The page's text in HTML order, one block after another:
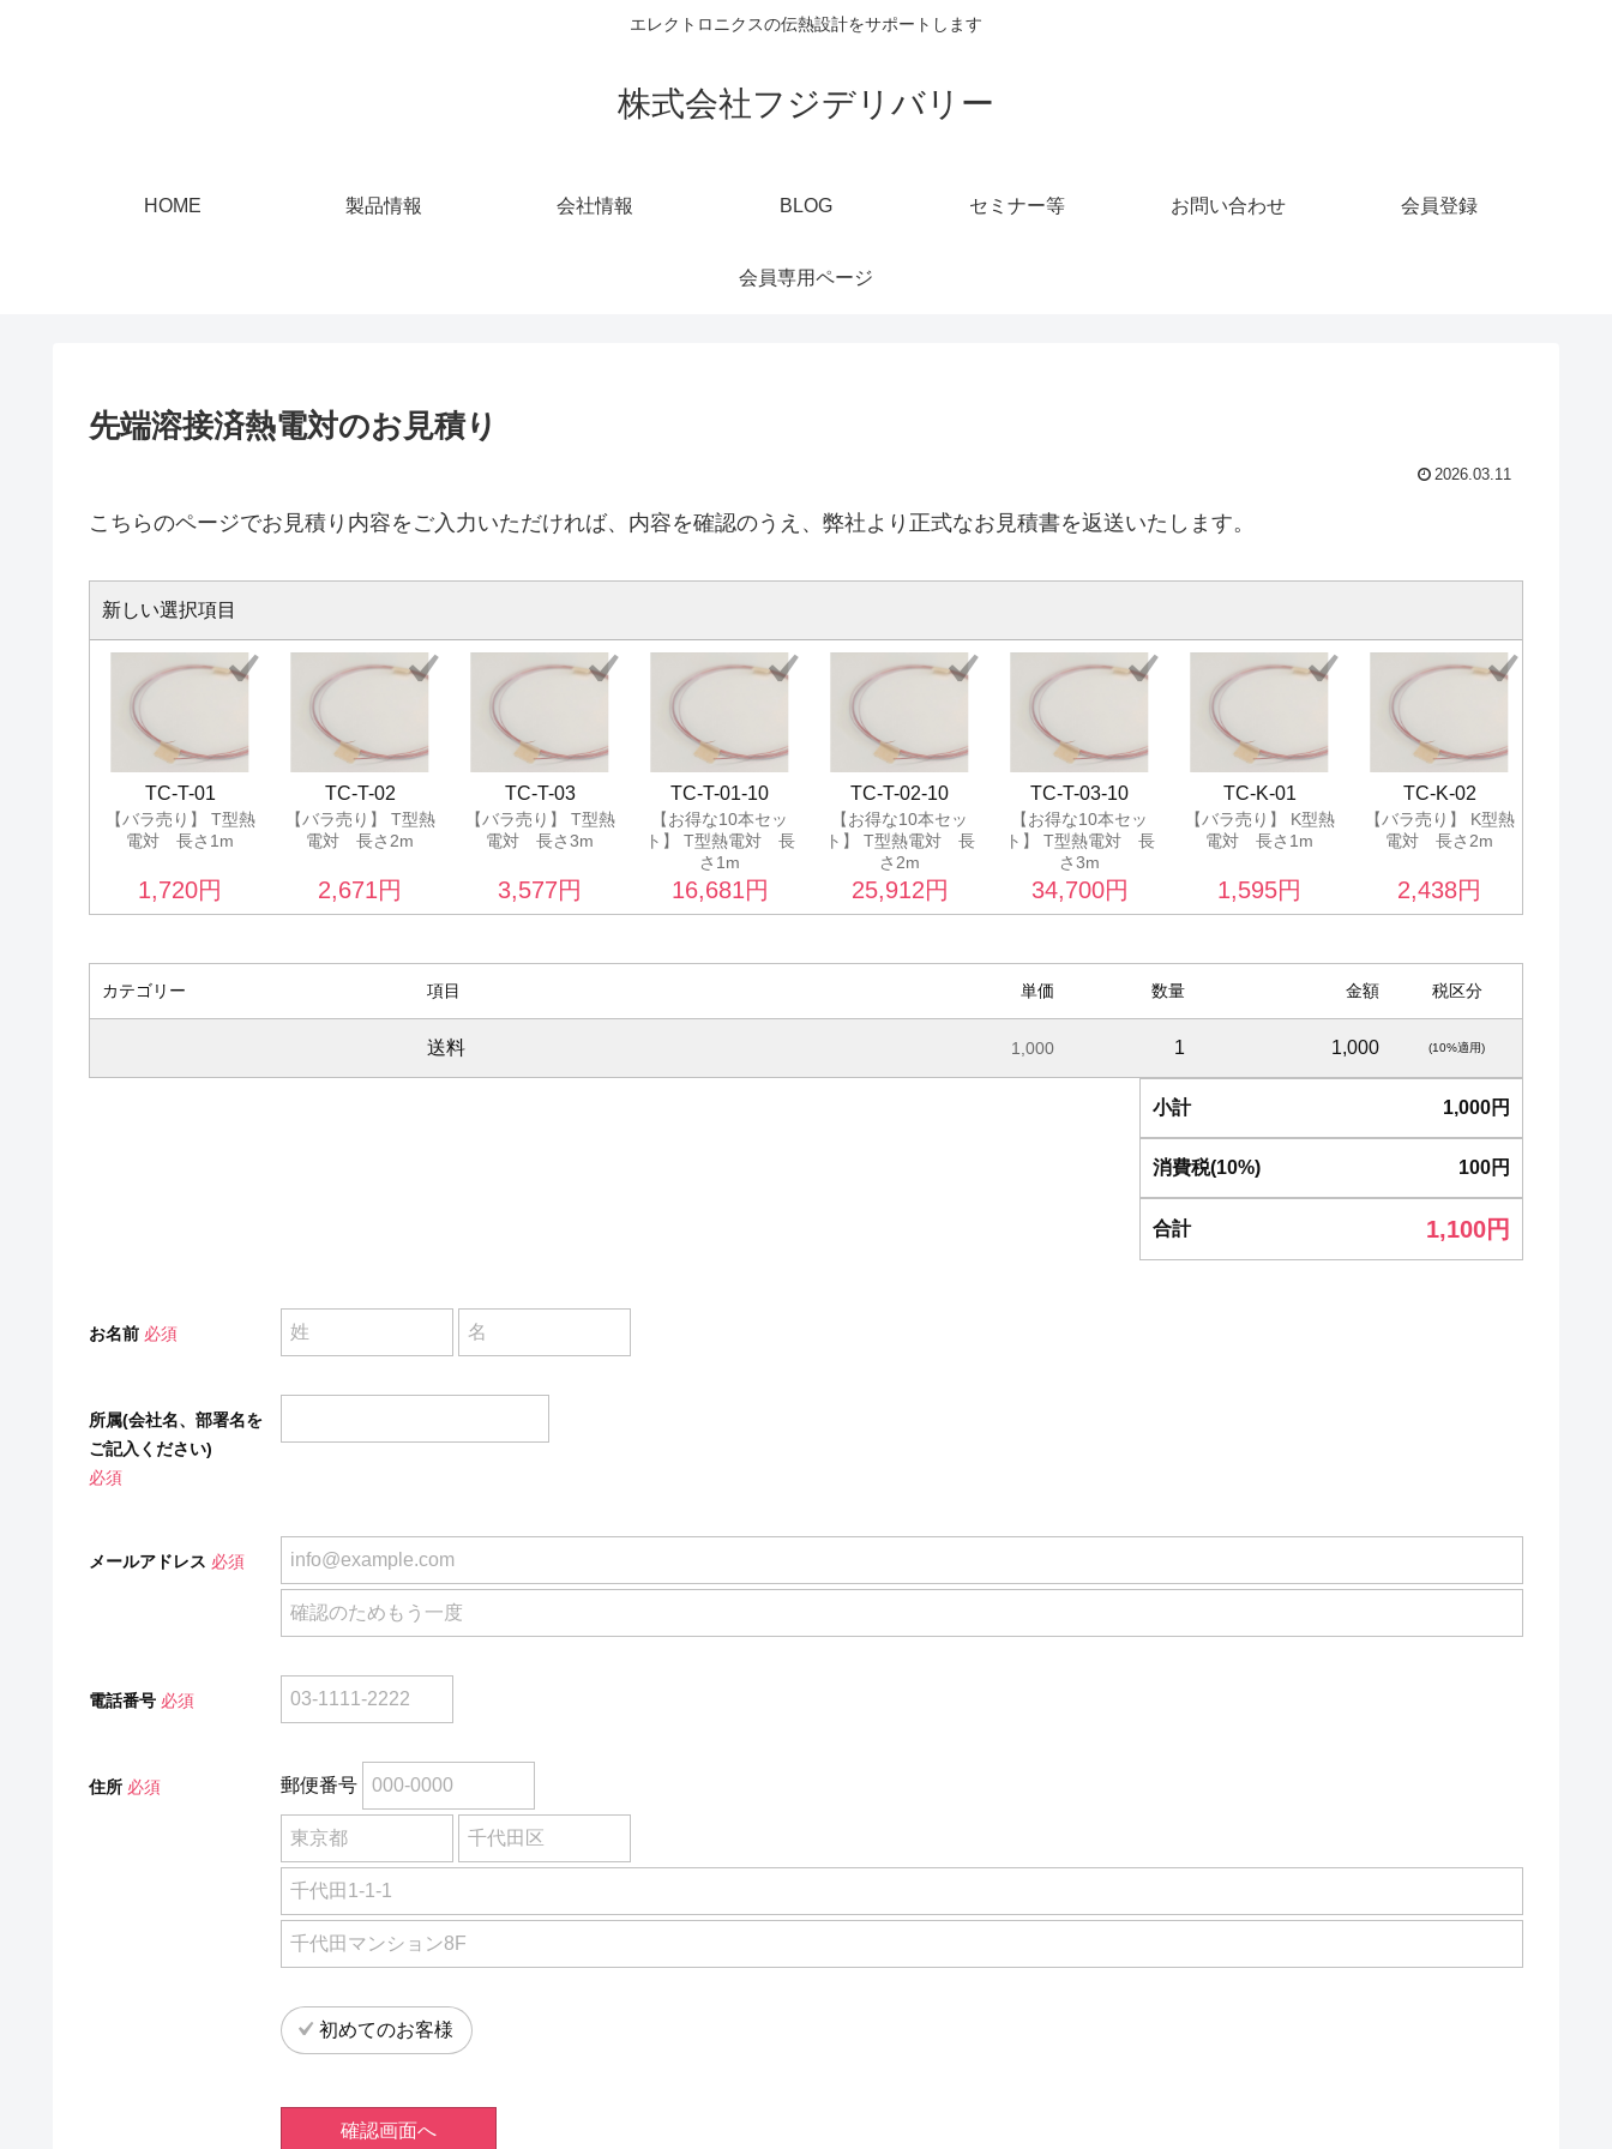
エレクトロニクスの伝熱設計をサポートします
株式会社フジデリバリー
HOME 製品情報 会社情報 BLOG セミナー等 お問い合わせ 会員登録
会員専用ページ
先端溶接済熱電対のお見積り
2026.03.11
こちらのページでお見積り内容をご入力いただければ、内容を確認のうえ、弊社より正式なお見積書を返送いたします。
新しい選択項目
TC-T-01
【バラ売り】 T型熱
電対 長さ1m
1,720円
TC-T-02
【バラ売り】 T型熱
電対 長さ2m
2,671円
TC-T-03
【バラ売り】 T型熱
電対 長さ3m
3,577円
TC-T-01-10
【お得な10本セッ
ト】 T型熱電対 長
さ1m
16,681円
TC-T-02-10
【お得な10本セッ
ト】 T型熱電対 長
さ2m
25,912円
TC-T-03-10
【お得な10本セッ
ト】 T型熱電対 長
さ3m
34,700円
TC-K-01
【バラ売り】 K型熱
電対 長さ1m
1,595円
TC-K-02
【バラ売り】 K型熱
電対 長さ2m
2,438円
カテゴリー 項目 単価 数量 金額 税区分
送料 1,000 1 1,000 (10%適用)
小計 1,000円
消費税(10%) 100円
合計 1,100円
お名前 必須
所属(会社名、部署名を
ご記入ください)
必須
メールアドレス 必須
電話番号 必須
住所 必須 郵便番号
初めてのお客様
確認画面へ